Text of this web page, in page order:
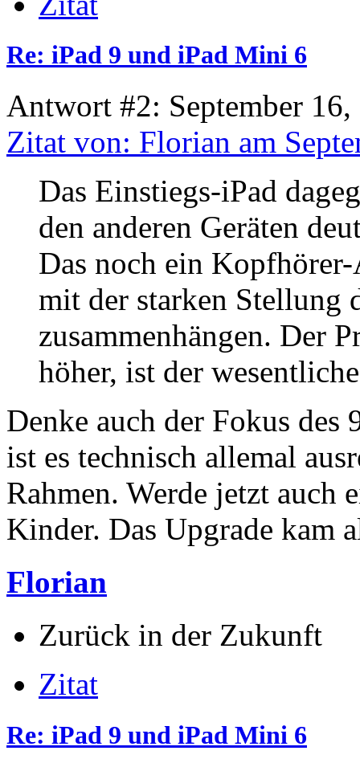
Re: iPad 9 und iPad Mini 6
Antwort #2: September
Zitat von: Florian am
Das Einstiegs-iPad
den anderen Geräten
Das noch ein
mit der starken Stellung
zusammenhängen. Der
höher, ist der
Denke auch der Fokus des
ist es technisch allemal
Rahmen. Werde jetzt auch
Kinder. Das Upgrade kam
Florian
Zurück in der Zukunft
Zitat
Re: iPad 9 und iPad Mini 6